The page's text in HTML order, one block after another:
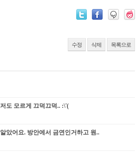
수정 삭제 목록으로